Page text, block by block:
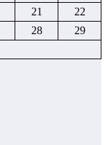
21
22
28
29